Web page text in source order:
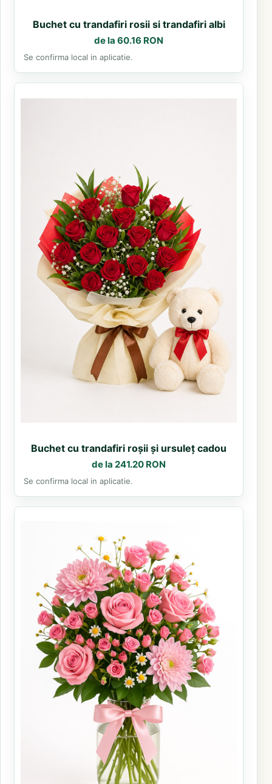
Buchet cu trandafiri rosii si trandafiri albi
de la 60.16 RON
Se confirma local in aplicatie.
Buchet cu trandafiri roșii și ursuleț cadou
de la 241.20 RON
Se confirma local in aplicatie.